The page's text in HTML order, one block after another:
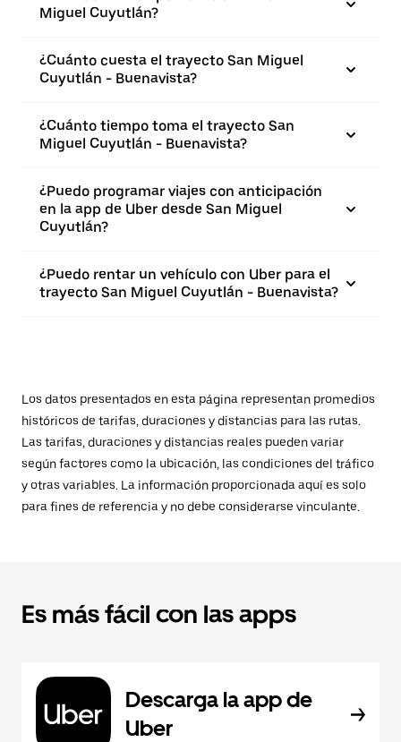
Miguel Cuyutlán?
¿Cuánto cuesta el trayecto San Miguel
Cuyutlán - Buenavista?
¿Cuánto tiempo toma el trayecto San
Miguel Cuyutlán - Buenavista?
¿Puedo programar viajes con anticipación
en la app de Uber desde San Miguel
Cuyutlán?
¿Puedo rentar un vehículo con Uber para el
trayecto San Miguel Cuyutlán - Buenavista?
Los datos presentados en esta página representan promedios
históricos de tarifas, duraciones y distancias para las rutas.
Las tarifas, duraciones y distancias reales pueden variar
según factores como la ubicación, las condiciones del tráfico
y otras variables. La información proporcionada aquí es solo
para fines de referencia y no debe considerarse vinculante.
Es más fácil con las apps
Descarga la app de
Uber